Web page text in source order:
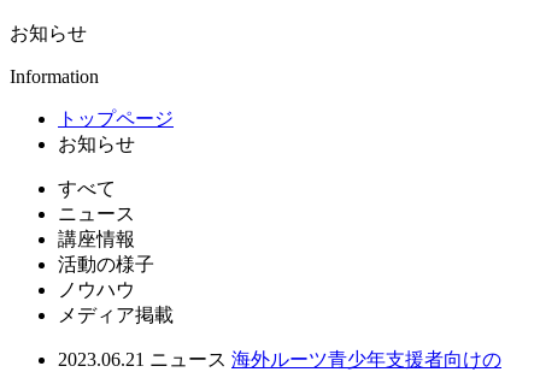
お知らせ
Information
トップページ
お知らせ
すべて
ニュース
講座情報
活動の様子
ノウハウ
メディア掲載
2023.06.21 ニュース 海外ルーツ青少年支援者向けの